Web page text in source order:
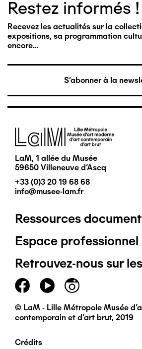
Restez informés !
Recevez les actualités sur la
expositions, sa programmation
encore…
S'abonner à la
Image
LaM, 1 allée du Musée
59650 Villeneuve d'Ascq
+33 (0)3 20 19 68 68
info@musee-lam.fr
Pied
de
page
principal
Ressources
Espace professionnel
Retrouvez-nous sur
© LaM - Lille Métropole Musée
contemporain et d'art brut, 2019
Crédits